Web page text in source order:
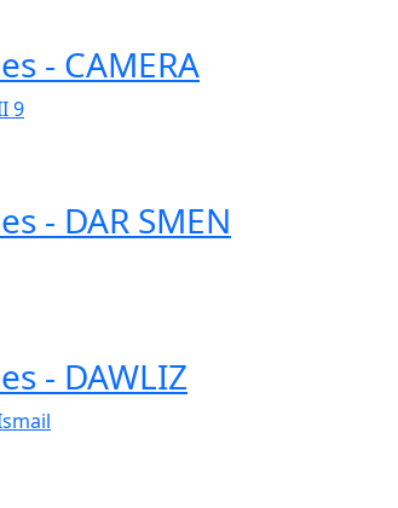
- CAMERA
9
- DAR SMEN
- DAWLIZ